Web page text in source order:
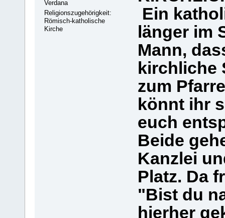
Verdana
Religionszugehörigkeit:
Römisch-katholische
Kirche
Ein
länger im
Mann,
kirchliche
zum
könnt ihr
euch
Beide
Kanzlei
Platz. Da
"Bist du
hierher